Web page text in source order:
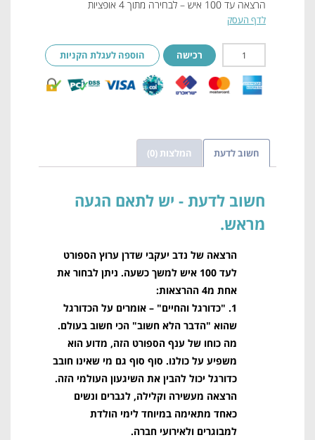
הרצאה עד 100 איש – לבחירה מתוך 4 אופציות
לדף העסק
רכישה הוספה לעגלת הקניות
חשוב לדעת המלצות (0)
חשוב לדעת
הרצאה של נדב יעקבי שדרן ערוץ הספורט
לעד 100 איש למשך כשעה. ניתן לבחור את
אחת מ4 ההרצאות:
1. "כדורגל והחיים" – אומרים על הכדורגל
שהוא "הדבר הלא חשוב" הכי חשוב בעולם.
מה כוחו של ענף הספורט הזה, מדוע הוא
משפיע על כולנו. סוף סוף גם מי שאינו חובב
כדורגל יכול להבין את השיגעון העולמי הזה.
הרצאה מעשירה וקלילה, לגברים ונשים
כאחד מתאימה במיוחד לימי הולדת
למבוגרים ולאירועי חברה.